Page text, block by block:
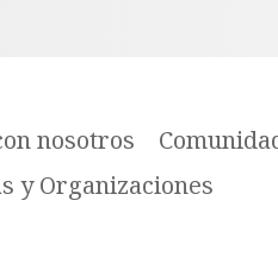
nosotros
y Organizaciones